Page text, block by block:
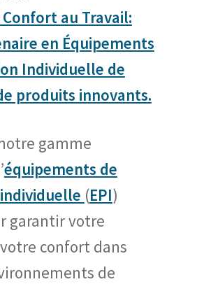
au Travail:
en Équipements
Individuelle de
produits innovants.
gamme
équipements de
(EPI)
garantir votre
confort dans
de